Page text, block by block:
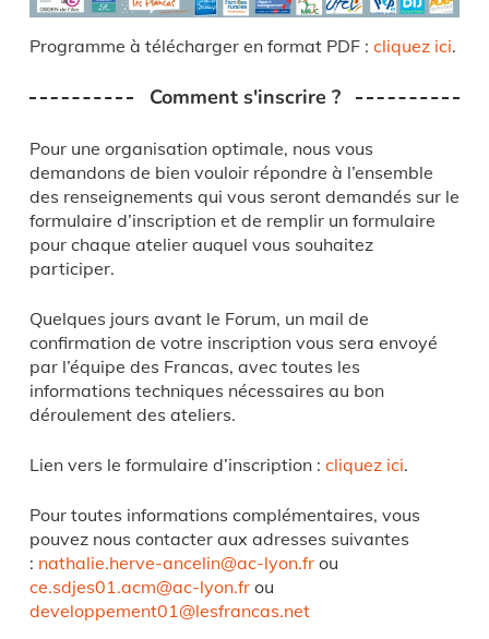
Programme à télécharger en format PDF : cliquez ici.
Comment s'inscrire ?
Pour une organisation optimale, nous vous
demandons de bien vouloir répondre à l’ensemble
des renseignements qui vous seront demandés sur le
formulaire d’inscription et de remplir un formulaire
pour chaque atelier auquel vous souhaitez
participer.
Quelques jours avant le Forum, un mail de
confirmation de votre inscription vous sera envoyé
par l’équipe des Francas, avec toutes les
informations techniques nécessaires au bon
déroulement des ateliers.
Lien vers le formulaire d’inscription : cliquez ici.
Pour toutes informations complémentaires, vous
pouvez nous contacter aux adresses suivantes
: nathalie.herve-ancelin@ac-lyon.frou
ce.sdjes01.acm@ac-lyon.frou
developpement01@lesfrancas.net